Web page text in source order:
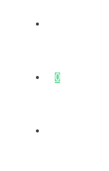
0